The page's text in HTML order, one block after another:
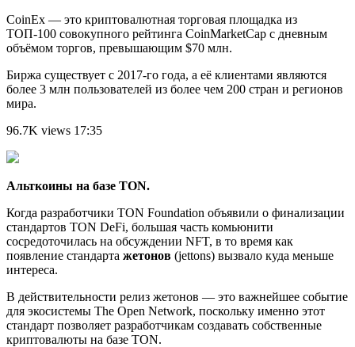
CoinEx — это криптовалютная торговая площадка из
ТОП-100 совокупного рейтинга CoinMarketCap с дневным
объёмом торгов, превышающим $70 млн.
Биржа существует с 2017-го года, а её клиентами являются
более 3 млн пользователей из более чем 200 стран и регионов
мира.
96.7K views 17:35
Альткоины на базе TON.
Когда разработчики TON Foundation объявили о финализации
стандартов TON DeFi, большая часть комьюнити
сосредоточилась на обсуждении NFT, в то время как
появление стандарта жетонов (jettons) вызвало куда меньше
интереса.
В действительности релиз жетонов — это важнейшее событие
для экосистемы The Open Network, поскольку именно этот
стандарт позволяет разработчикам создавать собственные
криптовалюты на базе TON.